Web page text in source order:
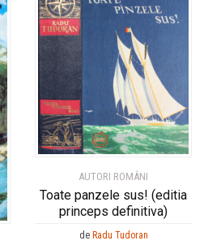
AUTORI ROMÂNI
Toate panzele sus! (editia
princeps definitiva)
de Radu Tudoran